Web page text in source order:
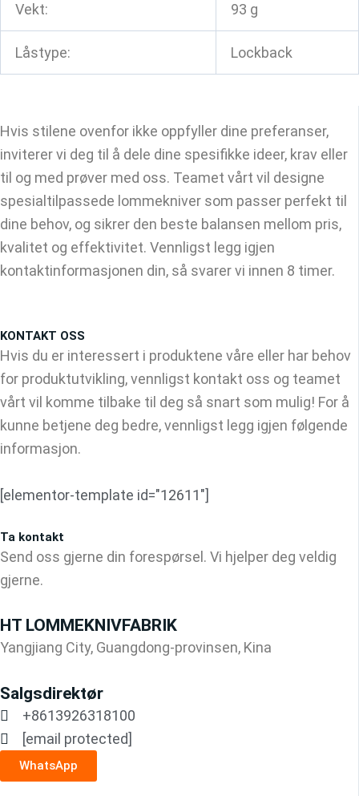
Vekt: 93 g
Låstype: Lockback
Hvis stilene ovenfor ikke oppfyller dine preferanser,
inviterer vi deg til å dele dine spesifikke ideer, krav eller
til og med prøver med oss. Teamet vårt vil designe
spesialtilpassede lommekniver som passer perfekt til
dine behov, og sikrer den beste balansen mellom pris,
kvalitet og effektivitet. Vennligst legg igjen
kontaktinformasjonen din, så svarer vi innen 8 timer.
KONTAKT OSS
Hvis du er interessert i produktene våre eller har behov
for produktutvikling, vennligst kontakt oss og teamet
vårt vil komme tilbake til deg så snart som mulig! For å
kunne betjene deg bedre, vennligst legg igjen følgende
informasjon.
[elementor-template id="12611"]
Ta kontakt
Send oss gjerne din forespørsel. Vi hjelper deg veldig
gjerne.
HT LOMMEKNIVFABRIK
Yangjiang City, Guangdong-provinsen, Kina
Salgsdirektør
+8613926318100
[email protected]
WhatsApp